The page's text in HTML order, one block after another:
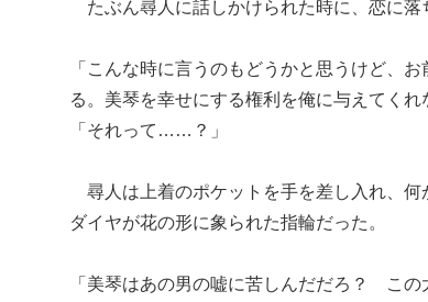
たぶん尋人に話しかけられた時に、恋に落
「こんな時に言うのもどうかと思うけど、
る。美琴を幸せにする権利を俺に与えてくれ
「それって……？」
尋人は上着のポケットを手を差し入れ、何
ダイヤが花の形に象られた指輪だった。
「美琴はあの男の嘘に苦しんだだろ？ こ